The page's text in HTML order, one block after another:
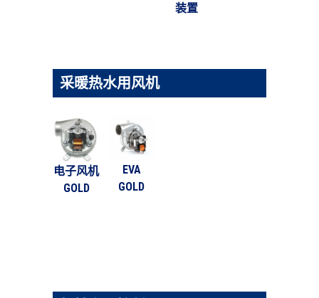
装置
采暖热水用风机
电子风机
GOLD
EVA
GOLD